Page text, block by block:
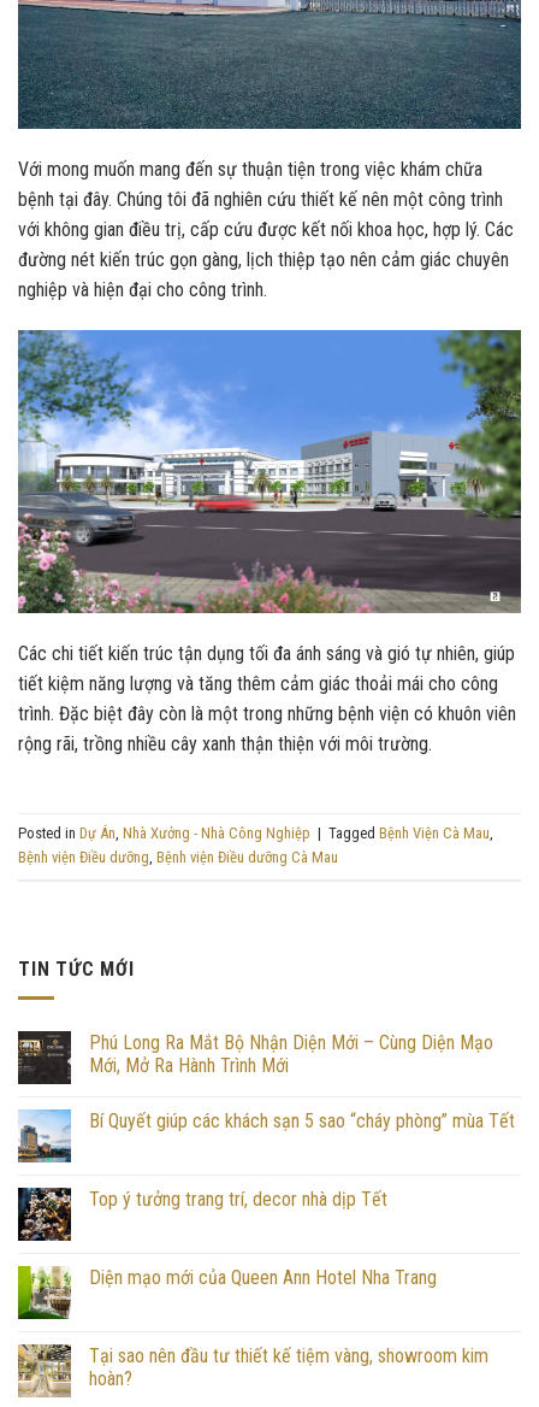
Với mong muốn mang đến sự thuận tiện trong việc khám chữa
bệnh tại đây. Chúng tôi đã nghiên cứu thiết kế nên một công trình
với không gian điều trị, cấp cứu được kết nối khoa học, hợp lý. Các
đường nét kiến trúc gọn gàng, lịch thiệp tạo nên cảm giác chuyên
nghiệp và hiện đại cho công trình.
Các chi tiết kiến trúc tận dụng tối đa ánh sáng và gió tự nhiên, giúp
tiết kiệm năng lượng và tăng thêm cảm giác thoải mái cho công
trình. Đặc biệt đây còn là một trong những bệnh viện có khuôn viên
rộng rãi, trồng nhiều cây xanh thận thiện với môi trường.
Posted in Dự Án, Nhà Xưởng - Nhà Công Nghiệp | Tagged Bệnh Viện Cà Mau,
Bệnh viện Điều dưỡng, Bệnh viện Điều dưỡng Cà Mau
TIN TỨC MỚI
Phú Long Ra Mắt Bộ Nhận Diện Mới – Cùng Diện Mạo
Mới, Mở Ra Hành Trình Mới
Bí Quyết giúp các khách sạn 5 sao “cháy phòng” mùa Tết
Top ý tưởng trang trí, decor nhà dịp Tết
Diện mạo mới của Queen Ann Hotel Nha Trang
Tại sao nên đầu tư thiết kế tiệm vàng, showroom kim
hoàn?